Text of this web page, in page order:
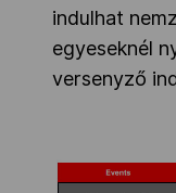
indulhat
egyeseknél
versenyző